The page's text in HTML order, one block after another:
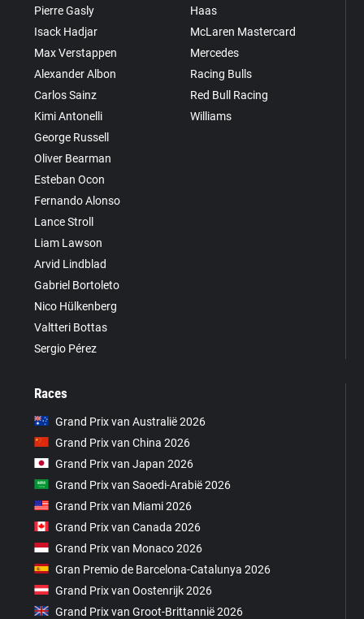
Pierre Gasly
Isack Hadjar
Max Verstappen
Alexander Albon
Carlos Sainz
Kimi Antonelli
George Russell
Oliver Bearman
Esteban Ocon
Fernando Alonso
Lance Stroll
Liam Lawson
Arvid Lindblad
Gabriel Bortoleto
Nico Hülkenberg
Valtteri Bottas
Sergio Pérez
Haas
McLaren Mastercard
Mercedes
Racing Bulls
Red Bull Racing
Williams
Races
Grand Prix van Australië 2026
Grand Prix van China 2026
Grand Prix van Japan 2026
Grand Prix van Saoedi-Arabië 2026
Grand Prix van Miami 2026
Grand Prix van Canada 2026
Grand Prix van Monaco 2026
Gran Premio de Barcelona-Catalunya 2026
Grand Prix van Oostenrijk 2026
Grand Prix van Groot-Brittannië 2026